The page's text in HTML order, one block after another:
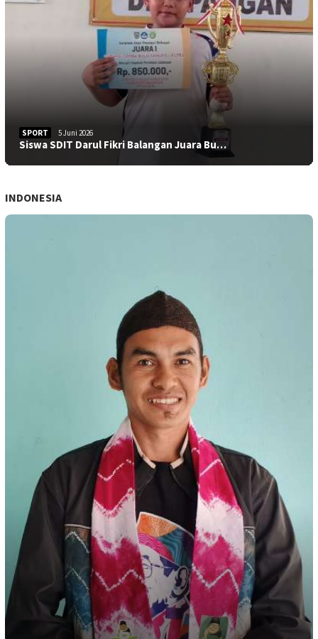
SPORT 5 Juni 2026
Siswa SDIT Darul Fikri Balangan Juara Bu…
INDONESIA